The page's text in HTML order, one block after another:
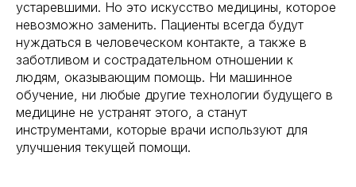
устаревшими. Но это искусство медицины, которое
невозможно заменить. Пациенты всегда будут
нуждаться в человеческом контакте, а также в
заботливом и сострадательном отношении к
людям, оказывающим помощь. Ни машинное
обучение, ни любые другие технологии будущего в
медицине не устранят этого, а станут
инструментами, которые врачи используют для
улучшения текущей помощи.